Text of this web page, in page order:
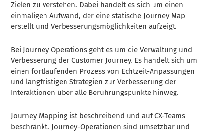
Zielen zu verstehen. Dabei handelt es sich um einen
einmaligen Aufwand, der eine statische Journey Map
erstellt und Verbesserungsmöglichkeiten aufzeigt.
Bei Journey Operations geht es um die Verwaltung und
Verbesserung der Customer Journey. Es handelt sich um
einen fortlaufenden Prozess von Echtzeit-Anpassungen
und langfristigen Strategien zur Verbesserung der
Interaktionen über alle Berührungspunkte hinweg.
Journey Mapping ist beschreibend und auf CX-Teams
beschränkt. Journey-Operationen sind umsetzbar und